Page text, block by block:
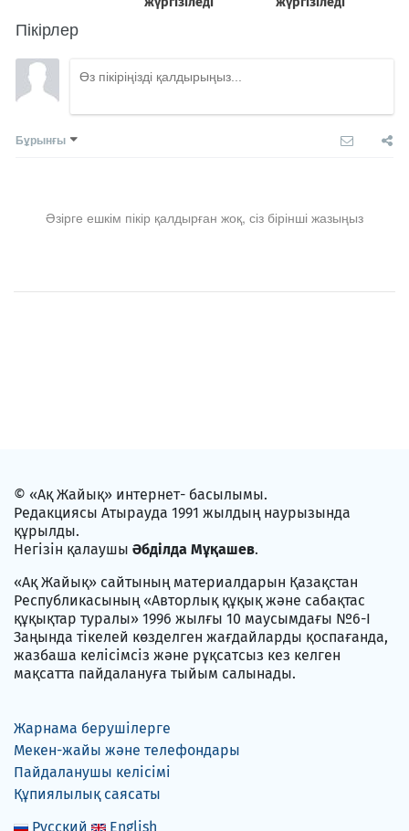
Пікірлер
Бұрынғы
Әзірге ешкім пікір қалдырған жоқ, сіз бірінші жазыңыз
© «Ақ Жайық» интернет- басылымы.
Редакциясы Атырауда 1991 жылдың наурызында
құрылды.
Негізін қалаушы Әбділда Мұқашев.
«Ақ Жайық» сайтының материалдарын Қазақстан
Республикасының «Авторлық құқық және сабақтас
құқықтар туралы» 1996 жылғы 10 маусымдағы №6-I
Заңында тікелей көзделген жағдайларды қоспағанда,
жазбаша келісімсіз және рұқсатсыз кез келген
мақсатта пайдалануға тыйым салынады.
Жарнама берушілерге
Мекен-жайы және телефондары
Пайдаланушы келісімі
Құпиялылық саясаты
Русский
English